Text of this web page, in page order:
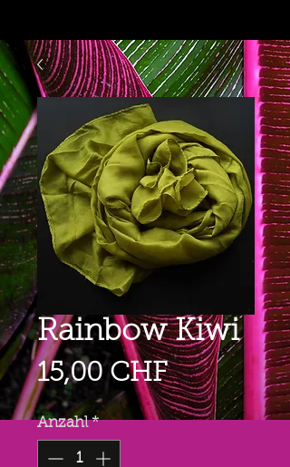
Rainbow Kiwi
15,00 CHFPreis
Anzahl *